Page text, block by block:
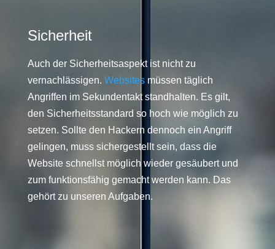
Sicherheit
Auch der Sicherheitsaspekt ist nicht zu
vernachlässigen. Websitesmüssen täglich
Angriffen im Sekundentakt standhalten. Es gilt,
den Sicherheitsstandard so hoch wie möglich zu
setzen. Sollte den Hackern dennoch ein Angriff
gelingen, muss sichergestellt sein, dass die
Website schnellst möglich wieder gesäubert und
zum funktionsfähig gemacht werden kann. Das
gehört zu unseren Aufgaben.